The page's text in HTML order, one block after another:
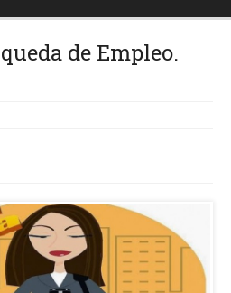
de Empleo.